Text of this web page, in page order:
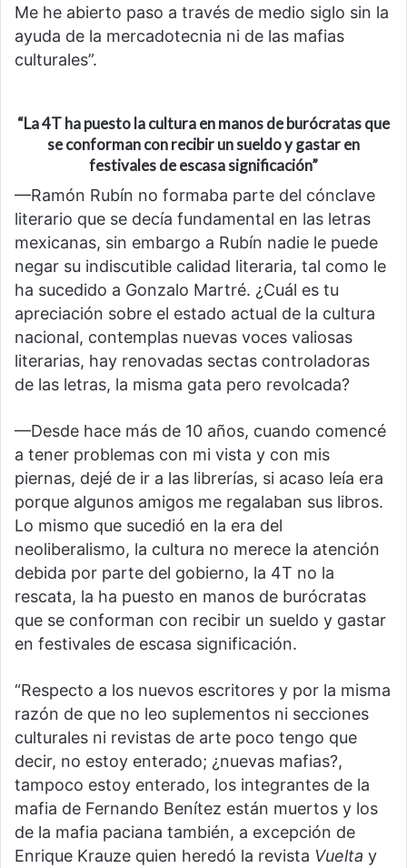
Me he abierto paso a través de medio siglo sin la
ayuda de la mercadotecnia ni de las mafias
culturales”.
“La 4T ha puesto la cultura en manos de burócratas que
se conforman con recibir un sueldo y gastar en
festivales de escasa significación”
—Ramón Rubín no formaba parte del cónclave
literario que se decía fundamental en las letras
mexicanas, sin embargo a Rubín nadie le puede
negar su indiscutible calidad literaria, tal como le
ha sucedido a Gonzalo Martré. ¿Cuál es tu
apreciación sobre el estado actual de la cultura
nacional, contemplas nuevas voces valiosas
literarias, hay renovadas sectas controladoras
de las letras, la misma gata pero revolcada?
—Desde hace más de 10 años, cuando comencé
a tener problemas con mi vista y con mis
piernas, dejé de ir a las librerías, si acaso leía era
porque algunos amigos me regalaban sus libros.
Lo mismo que sucedió en la era del
neoliberalismo, la cultura no merece la atención
debida por parte del gobierno, la 4T no la
rescata, la ha puesto en manos de burócratas
que se conforman con recibir un sueldo y gastar
en festivales de escasa significación.
“Respecto a los nuevos escritores y por la misma
razón de que no leo suplementos ni secciones
culturales ni revistas de arte poco tengo que
decir, no estoy enterado; ¿nuevas mafias?,
tampoco estoy enterado, los integrantes de la
mafia de Fernando Benítez están muertos y los
de la mafia paciana también, a excepción de
Enrique Krauze quien heredó la revista Vuelta y